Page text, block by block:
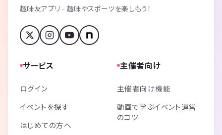
趣味友アプリ - 趣味やスポーツを楽しもう！
サービス
ログイン
イベントを探す
はじめての方へ
主催者向け
主催者向け機能
動画で学ぶイベント運営
のコツ